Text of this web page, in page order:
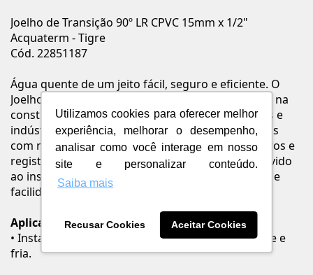
Utilizamos cookies para oferecer melhor
experiência, melhorar o desempenho,
analisar como você interage em nosso
site e personalizar conteúdo.
Saiba mais
Recusar Cookies Aceitar Cookies
Joelho de Transição 90º LR CPVC 15mm x 1/2"
Acquaterm - Tigre
Cód. 22851187
Água quente de um jeito fácil, seguro e eficiente. O
Joelho 90º Transição Aquatherm® é indispensável na
construção ou reforma de residências, comércios e
indústrias. Indicado para conectar peças metálicas
com rosca, como, por exemplo, torneiras, chuveiros e
registros. Fabricado em CPVC, mais resistente devido
ao inserto metálico. Destaca-se pela durabilidade e
facilidade na instalação.
Aplicação
• Instalações prediais e industriais de água quente e
fria.